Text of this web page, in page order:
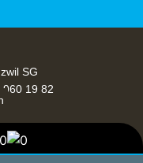
SG
19 82